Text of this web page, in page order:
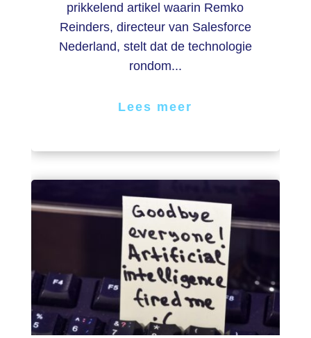
prikkelend artikel waarin Remko
Reinders, directeur van Salesforce
Nederland, stelt dat de technologie
rondom...
Lees meer